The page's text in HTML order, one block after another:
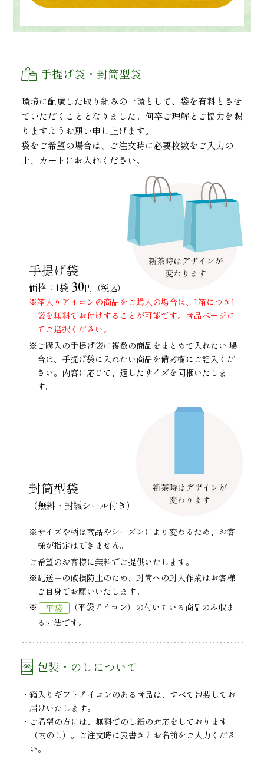
手提げ袋・封筒型袋
環境に配慮した取り組みの一環として、袋を有料とさせ
ていただくこととなりました。何卒ご理解とご協力を賜
りますようお願い申し上げます。
袋をご希望の場合は、ご注文時に必要枚数をご入力の
上、カートにお入れください。
手提げ袋
価格：1袋 30円（税込）
※箱入りアイコンの商品をご購入の場合は、1箱につき1
袋を無料でお付けすることが可能です。商品ページに
てご選択ください。
※ご購入の手提げ袋に複数の商品をまとめて入れたい 場
合は、手提げ袋に入れたい商品を備考欄にご記入くだ
さい。内容に応じて、適したサイズを同梱いたしま
す。
封筒型袋
（無料・封緘シール付き）
※サイズや柄は商品やシーズンにより変わるため、お客
様が指定はできません。
ご希望のお客様に無料でご提供いたします。
※配送中の破損防止のため、封筒への封入作業はお客様
ご自身でお願いいたします。
※
平袋
（平袋アイコン）の付いている商品のみ収ま
る寸法です。
包装・のしについて
箱入りギフトアイコンのある商品は、すべて包装してお
届けいたします。
ご希望の方には、無料でのし紙の対応をしております
（内のし）。ご注文時に表書きとお名前をご入力くださ
い。